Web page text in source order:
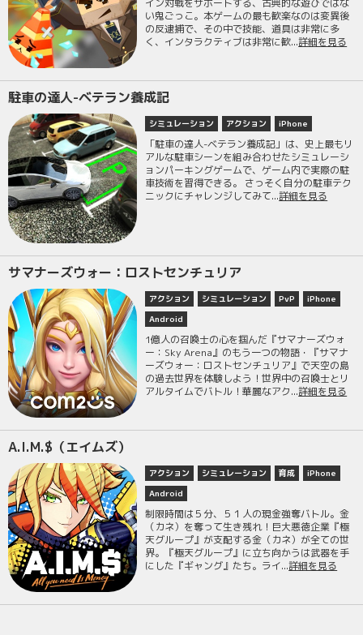
イン対戦をサポートする、古典的な遊びではな
い鬼ごっこ。本ゲームの最も歓楽なのは変異後
の反逮捕で、その中で技能、道具は非常に多
く、インタラクティブは非常に歓...詳細を見る
駐車の達人-ベテラン養成記
シミュレーション アクション iPhone
「駐車の達人-ベテラン養成記」は、史上最もリ
アルな駐車シーンを組み合わせたシミュレーシ
ョンパーキングゲームで、ゲーム内で実際の駐
車技術を習得できる。 さっそく自分の駐車テク
ニックにチャレンジしてみて...詳細を見る
サマナーズウォー：ロストセンチュリア
アクション シミュレーション PvP
iPhone
Android
1億人の召喚士の心を掴んだ『サマナーズウォ
ー：Sky Arena』のもう一つの物語・『サマナ
ーズウォー：ロストセンチュリア』で天空の島
の過去世界を体験しよう！世界中の召喚士とリ
アルタイムでバトル！華麗なアク...詳細を見る
A.I.M.$（エイムズ）
アクション シミュレーション 育成
iPhone
Android
制限時間は５分、５１人の現金強奪バトル。金
（カネ）を奪って生き残れ！巨大悪徳企業『極
天グループ』が支配する金（カネ）が全ての世
界。『極天グループ』に立ち向かうは武器を手
にした『ギャング』たち。ライ...詳細を見る